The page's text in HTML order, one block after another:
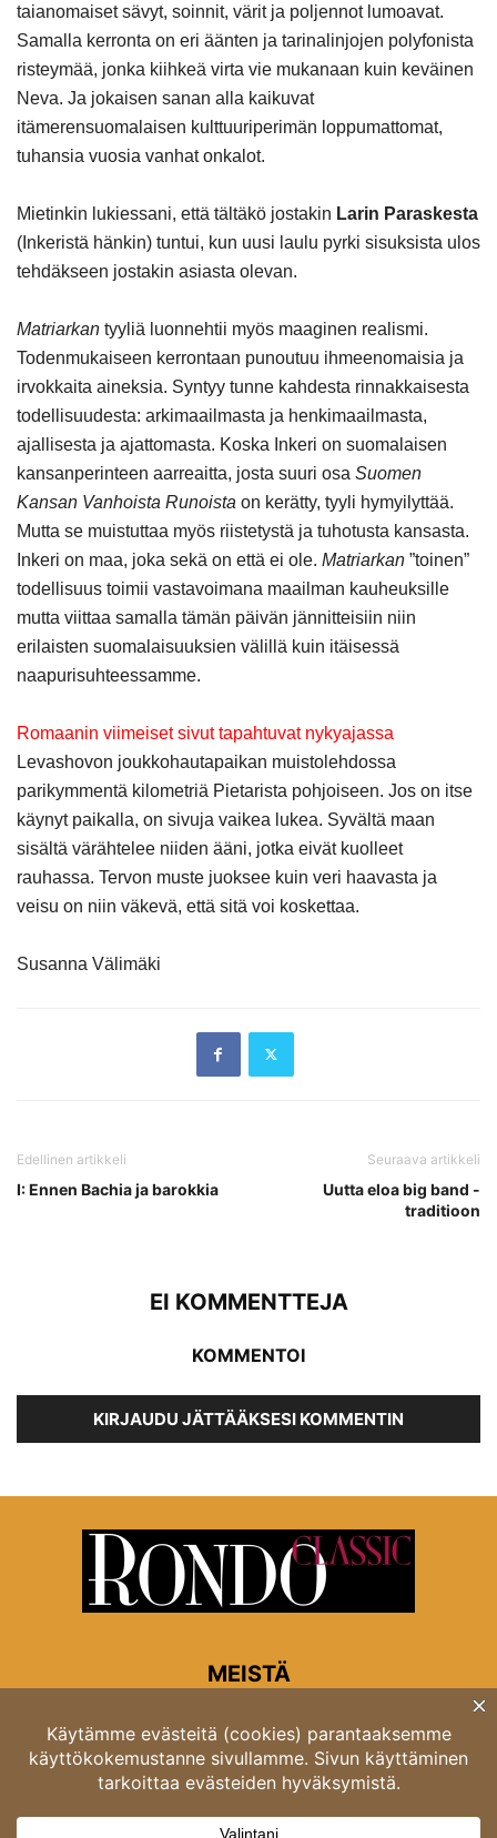
taianomaiset sävyt, soinnit, värit ja poljennot lumoavat.
Samalla kerronta on eri äänten ja tarinalinjojen polyfonista
risteymää, jonka kiihkeä virta vie mukanaan kuin keväinen
Neva. Ja jokaisen sanan alla kaikuvat
itämerensuomalaisen kulttuuriperimän loppumattomat,
tuhansia vuosia vanhat onkalot.
Mietinkin lukiessani, että tältäkö jostakin Larin Paraskesta
(Inkeristä hänkin) tuntui, kun uusi laulu pyrki sisuksista ulos
tehdäkseen jostakin asiasta olevan.
Matriarkan tyyliä luonnehtii myös maaginen realismi.
Todenmukaiseen kerrontaan punoutuu ihmeenomaisia ja
irvokkaita aineksia. Syntyy tunne kahdesta rinnakkaisesta
todellisuudesta: arkimaailmasta ja henkimaailmasta,
ajallisesta ja ajattomasta. Koska Inkeri on suomalaisen
kansanperinteen aarreaitta, josta suuri osa Suomen
Kansan Vanhoista Runoista on kerätty, tyyli hymyilyttää.
Mutta se muistuttaa myös riistetystä ja tuhotusta kansasta.
Inkeri on maa, joka sekä on että ei ole. Matriarkan ”toinen”
todellisuus toimii vastavoimana maailman kauheuksille
mutta viittaa samalla tämän päivän jännitteisiin niin
erilaisten suomalaisuuksien välillä kuin itäisessä
naapurisuhteessamme.
Romaanin viimeiset sivut tapahtuvat nykyajassa
Levashovon joukkohautapaikan muistolehdossa
parikymmentä kilometriä Pietarista pohjoiseen. Jos on itse
käynyt paikalla, on sivuja vaikea lukea. Syvältä maan
sisältä värähtelee niiden ääni, jotka eivät kuolleet
rauhassa. Tervon muste juoksee kuin veri haavasta ja
veisu on niin väkevä, että sitä voi koskettaa.
Susanna Välimäki
Edellinen artikkeli
I: Ennen Bachia ja barokkia
Seuraava artikkeli
Uutta eloa big band -
traditioon
EI KOMMENTTEJA
KOMMENTOI
KIRJAUDU JÄTTÄÄKSESI KOMMENTIN
MEISTÄ
Rondon toimitus
Opastinsilta 6A 00520 Helsinki
Asiakaspalvelu: puh. 03 4246 5318
asiakaspalvelu@rondo.fi